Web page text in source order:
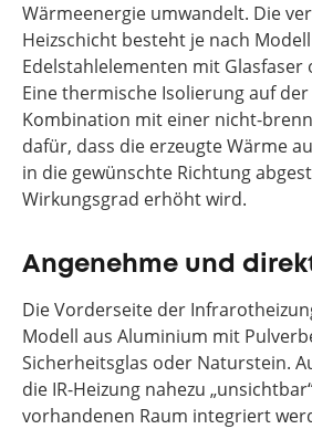
Wärmeenergie umwandelt. Die
Heizschicht besteht je nach
Edelstahlelementen mit Glasfaser
Eine thermische Isolierung auf
Kombination mit einer nicht-
dafür, dass die erzeugte Wärme
in die gewünschte Richtung
Wirkungsgrad erhöht wird.
Angenehme und
Die Vorderseite der
Modell aus Aluminium mit
Sicherheitsglas oder Naturstein.
die IR-Heizung nahezu
vorhandenen Raum integriert